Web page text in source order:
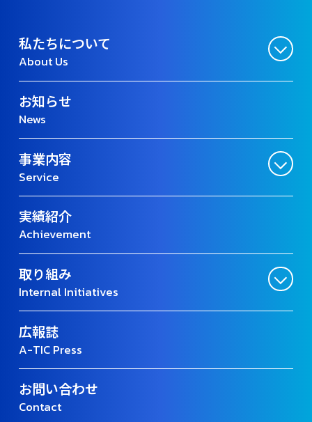
私たちについて
About Us
お知らせ
News
事業内容
Service
実績紹介
Achievement
取り組み
Internal Initiatives
広報誌
A-TIC Press
お問い合わせ
Contact